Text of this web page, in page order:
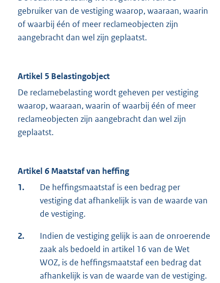
gebruiker van de vestiging waarop, waaraan, waarin
of waarbij één of meer reclameobjecten zijn
aangebracht dan wel zijn geplaatst.
Artikel 5 Belastingobject
De reclamebelasting wordt geheven per vestiging
waarop, waaraan, waarin of waarbij één of meer
reclameobjecten zijn aangebracht dan wel zijn
geplaatst.
Artikel 6 Maatstaf van heffing
1.
De heffingsmaatstaf is een bedrag per
vestiging dat afhankelijk is van de waarde van
de vestiging.
2.
Indien de vestiging gelijk is aan de onroerende
zaak als bedoeld in artikel 16 van de Wet
WOZ, is de heffingsmaatstaf een bedrag dat
afhankelijk is van de waarde van de vestiging.